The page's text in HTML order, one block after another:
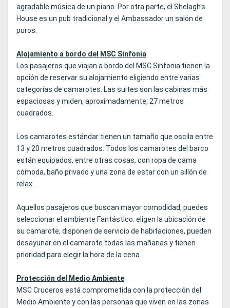
agradable música de un piano. Por otra parte, el Shelagh's
House es un pub tradicional y el Ambassador un salón de
puros.
Alojamiento a bordo del MSC Sinfonia
Los pasajeros que viajan a bordo del MSC Sinfonia tienen la
opción de reservar su alojamiento eligiendo entre varias
categorías de camarotes. Las suites son las cabinas más
espaciosas y miden, aproximadamente, 27 metros
cuadrados.
Los camarotes estándar tienen un tamaño que oscila entre
13 y 20 metros cuadrados. Todos los camarotes del barco
están equipados, entre otras cosas, con ropa de cama
cómoda, baño privado y una zona de estar con un sillón de
relax.
Aquellos pasajeros que buscan mayor comodidad, puedes
seleccionar el ambiente Fantástico: eligen la ubicación de
su camarote, disponen de servicio de habitaciones, pueden
desayunar en el camarote todas las mañanas y tienen
prioridad para elegir la hora de la cena.
Protección del Medio Ambiente
MSC Cruceros está comprometida con la protección del
Medio Ambiente y con las personas que viven en las zonas